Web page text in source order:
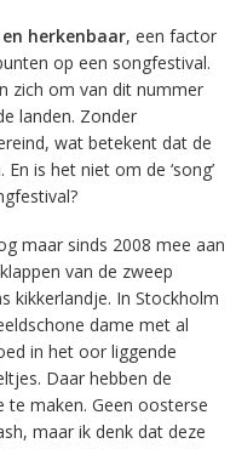
herkenbaar, een factor
op een songfestival.
zich om van dit nummer
landen. Zonder
wat betekent dat de
is het niet om de ‘song’
maar sinds 2008 mee aan
van de zweep
kikkerlandje. In Stockholm
dame met al
in het oor liggende
Daar hebben de
te maken. Geen oosterse
maar ik denk dat deze